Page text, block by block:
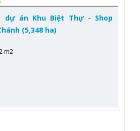
dự án Khu Biệt Thự - Shop
(5,348 ha)
m2